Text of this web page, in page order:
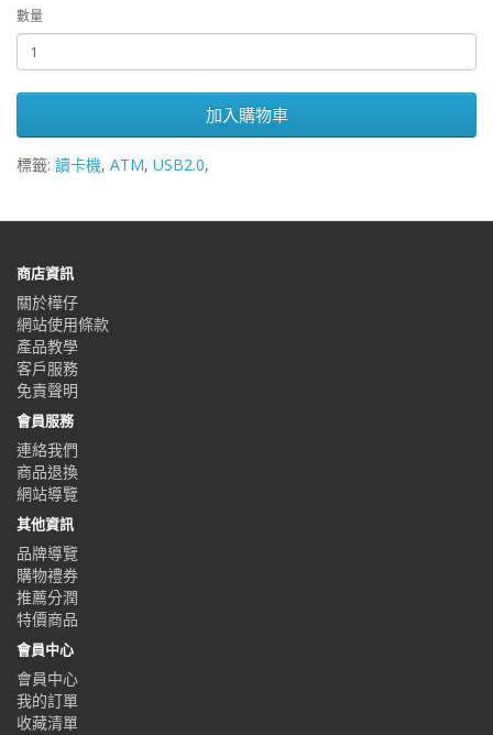
數量
加入購物車
標籤: 讀卡機, ATM, USB2.0,
商店資訊
關於樺仔
網站使用條款
產品教學
客戶服務
免責聲明
會員服務
連絡我們
商品退換
網站導覽
其他資訊
品牌導覽
購物禮券
推薦分潤
特價商品
會員中心
會員中心
我的訂單
收藏清單